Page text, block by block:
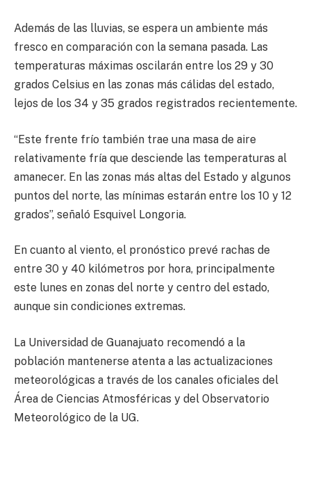
Además de las lluvias, se espera un ambiente más
fresco en comparación con la semana pasada. Las
temperaturas máximas oscilarán entre los 29 y 30
grados Celsius en las zonas más cálidas del estado,
lejos de los 34 y 35 grados registrados recientemente.
“Este frente frío también trae una masa de aire
relativamente fría que desciende las temperaturas al
amanecer. En las zonas más altas del Estado y algunos
puntos del norte, las mínimas estarán entre los 10 y 12
grados”, señaló Esquivel Longoria.
En cuanto al viento, el pronóstico prevé rachas de
entre 30 y 40 kilómetros por hora, principalmente
este lunes en zonas del norte y centro del estado,
aunque sin condiciones extremas.
La Universidad de Guanajuato recomendó a la
población mantenerse atenta a las actualizaciones
meteorológicas a través de los canales oficiales del
Área de Ciencias Atmosféricas y del Observatorio
Meteorológico de la UG.